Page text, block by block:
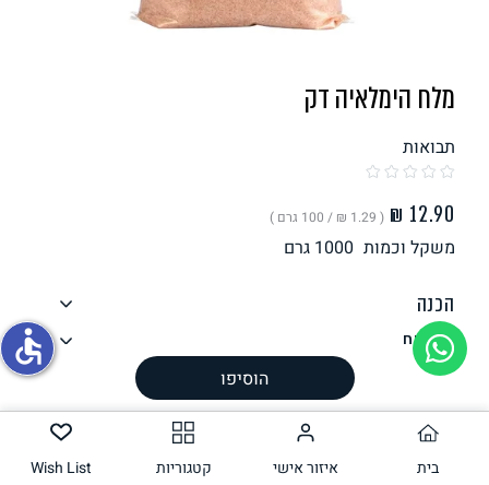
מלח הימלאיה דק
תבואות
( ‏1.29 ₪ / 100 גרם )
משקל וכמות גרם
הכנה
רכיבים
ערך תזונתי
אלרגנים
עשוי להכיל
הוסיפו
בית איזור אישי קטגוריות Wish List
accessible